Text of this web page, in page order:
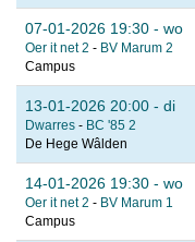
07-01-2026 19:30 - wo
Oer it net 2 - BV Marum 2
Campus
13-01-2026 20:00 - di
Dwarres - BC '85 2
De Hege Wâlden
14-01-2026 19:30 - wo
Oer it net 2 - BV Marum 1
Campus